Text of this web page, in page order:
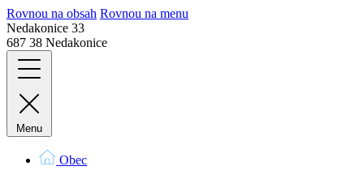
Rovnou na obsah Rovnou na menu
Nedakonice 33
687 38 Nedakonice
Menu
Obec